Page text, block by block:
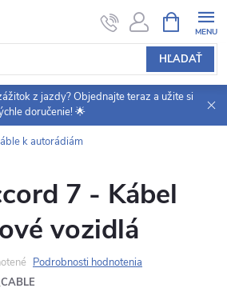
HĽADAŤ
KOŠÍK
z jazdy? Objednajte teraz a užite si
doručenie! 🌟
k autorádiám
7 - Kábel
vozidlá
Podrobnosti hodnotenia